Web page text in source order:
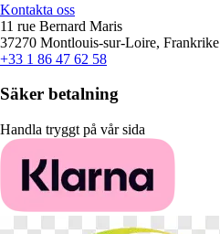
Kontakta oss
11 rue Bernard Maris
37270 Montlouis-sur-Loire, Frankrike
+33 1 86 47 62 58
Säker betalning
Handla tryggt på vår sida